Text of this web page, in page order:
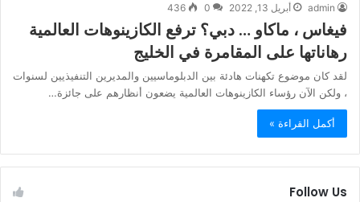
admin أبريل 13, 2022 0
436
فيغاس ، ماكاو … دبي؟ ترفع الكازينوهات العالمية
رهاناتها على المقامرة في الخليج
لقد كان موضوع تكهنات هادئة بين الدبلوماسيين والمديرين التنفيذيين لسنوات
، ولكن الآن رؤساء الكازينوهات العالمية يضعون أنظارهم على جائزة…
أكمل القراءة »
Follow Us